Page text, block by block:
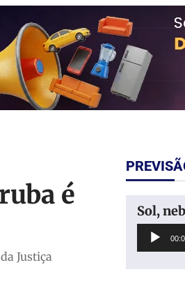
é
Justiça
Sol,
Tocador